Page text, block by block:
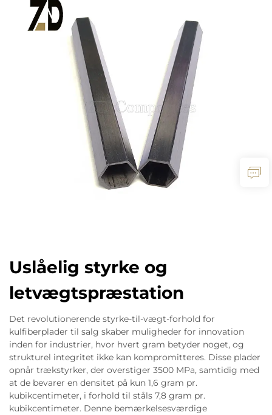
Uslåelig styrke og
letvægtspræstation
Det revolutionerende styrke-til-vægt-forhold for
kulfiberplader til salg skaber muligheder for innovation
inden for industrier, hvor hvert gram betyder noget, og
strukturel integritet ikke kan kompromitteres. Disse plader
opnår trækstyrker, der overstiger 3500 MPa, samtidig med
at de bevarer en densitet på kun 1,6 gram pr.
kubikcentimeter, i forhold til ståls 7,8 gram pr.
kubikcentimeter. Denne bemærkelsesværdige